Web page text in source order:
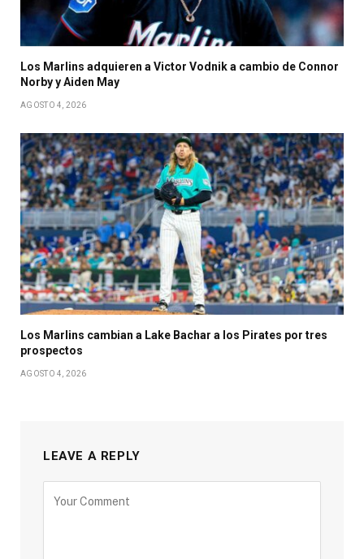
Los Marlins adquieren a Victor Vodnik a cambio de Connor
Norby y Aiden May
AGOSTO 4, 2026
Los Marlins cambian a Lake Bachar a los Pirates por tres
prospectos
AGOSTO 4, 2026
LEAVE A REPLY